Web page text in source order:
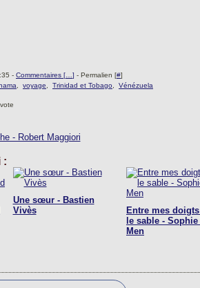
- Commentaires [ ] - Permalien [#]
voyage Trinidad et Tobago Vénézuela
- Robert Maggiori
:
Une sœur - Bastien
Vivès
Entre mes
le sable - Sophie
Men